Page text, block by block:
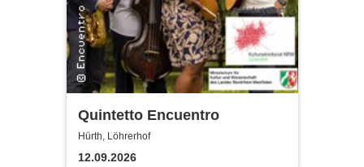
Quintetto Encuentro
Hürth, Löhrerhof
12.09.2026